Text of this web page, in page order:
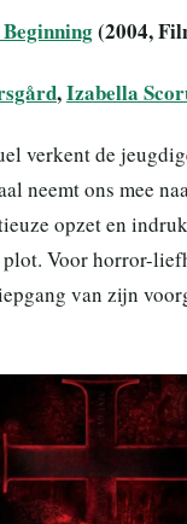
(2004,
,Izabella
verkent de
neemt ons mee
opzet en
Voor horror-
van zijn